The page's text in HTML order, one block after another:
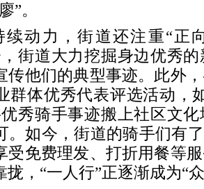
”。
续动力，街道还注重“正
街道大力挖掘身边优秀
传他们的典型事迹。此外
群体优秀代表评选活动，
秀骑手事迹搬上社区文
。如今，街道的骑手们有
受免费理发、打折用餐等
拢，“一人行”正逐渐成为“